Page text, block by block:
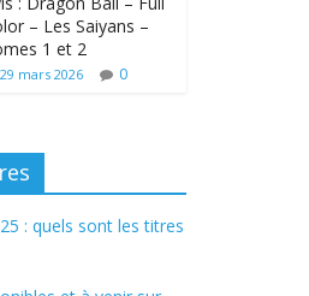
– Les Saiyans –
1 et 2
29 mars 2026 0
: quels sont les titres